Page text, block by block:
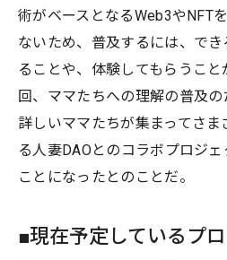
術がベースとなるWeb3やNFT
ないため、普及するには、で
ることや、体験してもらうこ
回、ママたちへの理解の普及
詳しいママたちが集まってさ
る人妻DAOとのコラボプロジ
ことになったとのことだ。
■現在予定しているプ